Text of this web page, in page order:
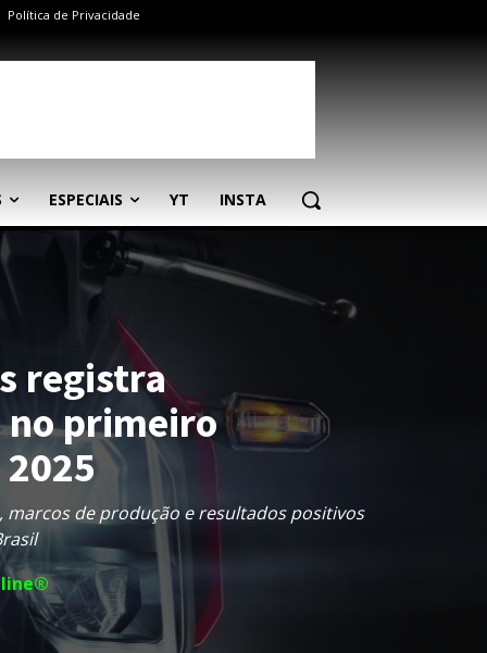
Política de Privacidade
ESPECIAIS YT INSTA
registra
primeiro
marcos de produção e resultados positivos